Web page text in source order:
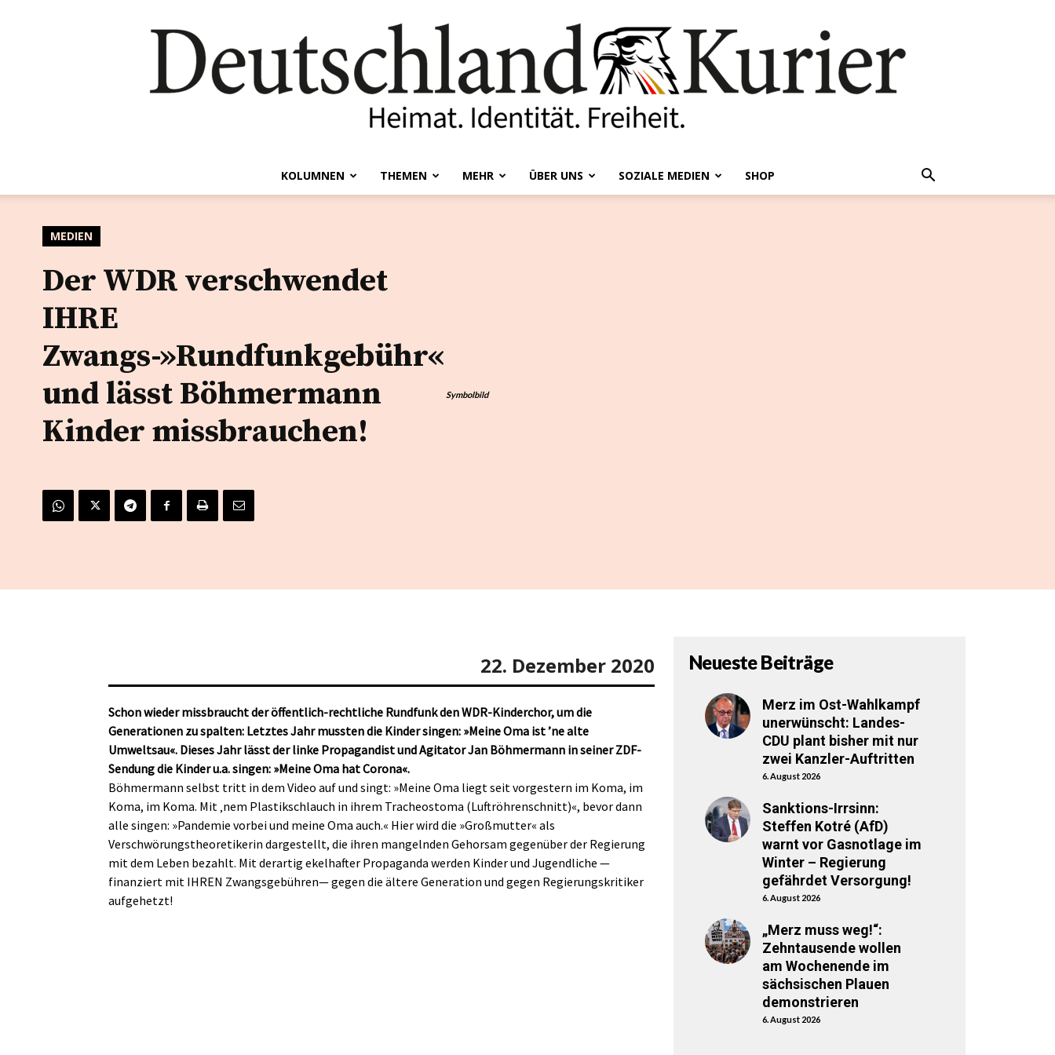
KOLUMNEN THEMEN MEHR ÜBER UNS SOZIALE MEDIEN SHOP
MEDIEN
Der WDR verschwendet
IHRE
Zwangs-»Rundfunkgebühr«
und lässt Böhmermann
Kinder missbrauchen!
Symbolbild
22. Dezember 2020
Schon wieder missbraucht der öffentlich-rechtliche Rundfunk den WDR-Kinderchor, um die
Generationen zu spalten: Letztes Jahr mussten die Kinder singen: »Meine Oma ist ’ne alte
Umweltsau«. Dieses Jahr lässt der linke Propagandist und Agitator Jan Böhmermann in seiner ZDF-
Sendung die Kinder u.a. singen: »Meine Oma hat Corona«.
Böhmermann selbst tritt in dem Video auf und singt: »Meine Oma liegt seit vorgestern im Koma, im
Koma, im Koma. Mit ‚nem Plastikschlauch in ihrem Tracheostoma (Luftröhrenschnitt)«, bevor dann
alle singen: »Pandemie vorbei und meine Oma auch.« Hier wird die »Großmutter« als
Verschwörungstheoretikerin dargestellt, die ihren mangelnden Gehorsam gegenüber der Regierung
mit dem Leben bezahlt. Mit derartig ekelhafter Propaganda werden Kinder und Jugendliche —
finanziert mit IHREN Zwangsgebühren— gegen die ältere Generation und gegen Regierungskritiker
aufgehetzt!
Neueste Beiträge
Merz im Ost-Wahlkampf
unerwünscht: Landes-
CDU plant bisher mit nur
zwei Kanzler-Auftritten
6. August 2026
Sanktions-Irrsinn:
Steffen Kotré (AfD)
warnt vor Gasnotlage im
Winter – Regierung
gefährdet Versorgung!
6. August 2026
„Merz muss weg!“:
Zehntausende wollen
am Wochenende im
sächsischen Plauen
demonstrieren
6. August 2026